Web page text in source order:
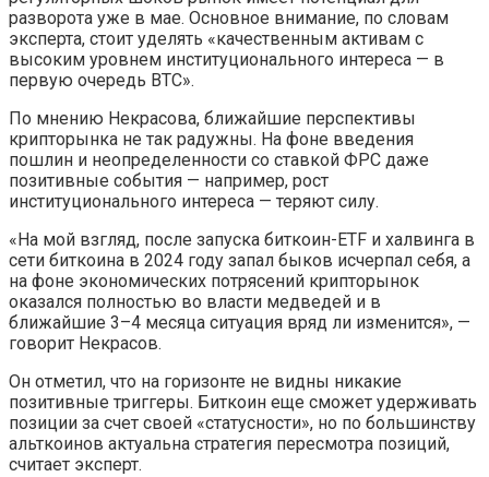
разворота уже в мае. Основное внимание, по словам
эксперта, стоит уделять «качественным активам с
высоким уровнем институционального интереса — в
первую очередь BTC».
По мнению Некрасова, ближайшие перспективы
крипторынка не так радужны. На фоне введения
пошлин и неопределенности со ставкой ФРС даже
позитивные события — например, рост
институционального интереса — теряют силу.
«На мой взгляд, после запуска биткоин-ETF и халвинга в
сети биткоина в 2024 году запал быков исчерпал себя, а
на фоне экономических потрясений крипторынок
оказался полностью во власти медведей и в
ближайшие 3–4 месяца ситуация вряд ли изменится», —
говорит Некрасов.
Он отметил, что на горизонте не видны никакие
позитивные триггеры. Биткоин еще сможет удерживать
позиции за счет своей «статусности», но по большинству
альткоинов актуальна стратегия пересмотра позиций,
считает эксперт.